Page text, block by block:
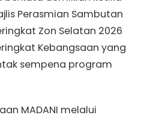
Perasmian Sambutan
Zon Selatan 2026
Kebangsaan yang
sempena program
MADANI melalui